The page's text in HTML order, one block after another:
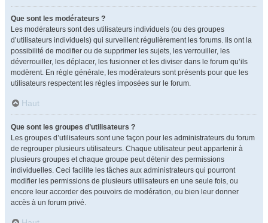
Que sont les modérateurs ?
Les modérateurs sont des utilisateurs individuels (ou des groupes
d’utilisateurs individuels) qui surveillent régulièrement les forums. Ils ont la
possibilité de modifier ou de supprimer les sujets, les verrouiller, les
déverrouiller, les déplacer, les fusionner et les diviser dans le forum qu’ils
modèrent. En règle générale, les modérateurs sont présents pour que les
utilisateurs respectent les règles imposées sur le forum.
Haut
Que sont les groupes d’utilisateurs ?
Les groupes d’utilisateurs sont une façon pour les administrateurs du forum
de regrouper plusieurs utilisateurs. Chaque utilisateur peut appartenir à
plusieurs groupes et chaque groupe peut détenir des permissions
individuelles. Ceci facilite les tâches aux administrateurs qui pourront
modifier les permissions de plusieurs utilisateurs en une seule fois, ou
encore leur accorder des pouvoirs de modération, ou bien leur donner
accès à un forum privé.